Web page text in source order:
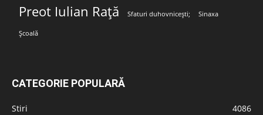
Preot Iulian Rață Sfaturi duhovnicești; Sinaxa
Școală
CATEGORIE POPULARĂ
Stiri
4086